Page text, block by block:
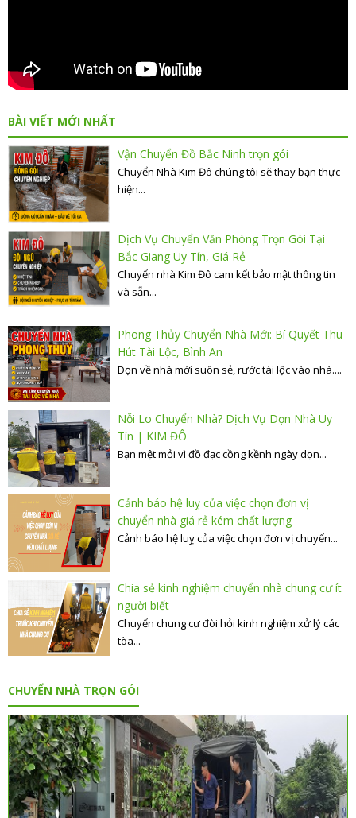
BÀI VIẾT MỚI NHẤT
Vận Chuyển Đồ Bắc Ninh trọn gói
Chuyển Nhà Kim Đô chúng tôi sẽ thay bạn thực
hiện...
Dịch Vụ Chuyển Văn Phòng Trọn Gói Tại
Bắc Giang Uy Tín, Giá Rẻ
Chuyển nhà Kim Đô cam kết bảo mật thông tin
và sẵn...
Phong Thủy Chuyển Nhà Mới: Bí Quyết Thu
Hút Tài Lộc, Bình An
Dọn về nhà mới suôn sẻ, rước tài lộc vào nhà....
Nỗi Lo Chuyển Nhà? Dịch Vụ Dọn Nhà Uy
Tín | KIM ĐÔ
Bạn mệt mỏi vì đồ đạc cồng kềnh ngày dọn...
Cảnh báo hệ luỵ của việc chọn đơn vị
chuyển nhà giá rẻ kém chất lượng
Cảnh báo hệ luỵ của việc chọn đơn vị chuyển...
Chia sẻ kinh nghiệm chuyển nhà chung cư ít
người biết
Chuyển chung cư đòi hỏi kinh nghiệm xử lý các
tòa...
CHUYỂN NHÀ TRỌN GÓI